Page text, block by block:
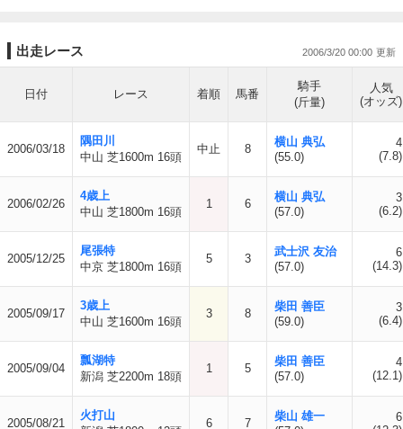
出走レース 2006/3/20 00:00
日付 レース 着順 馬番
騎手
(斤量)
人気
(オッズ)
2006/03/18
隅田川
中山 芝1600m 16頭
中止 8
横山 典弘
(55.0)
4
(7.8)
2006/02/26
4歳上
中山 芝1800m 16頭
1 6
横山 典弘
(57.0)
3
(6.2)
2005/12/25
尾張特
中京 芝1800m 16頭
5 3
武士沢 友治
(57.0)
6
(14.3)
2005/09/17
3歳上
中山 芝1600m 16頭
3 8
柴田 善臣
(59.0)
3
(6.4)
2005/09/04
瓢湖特
新潟 芝2200m 18頭
1 5
柴田 善臣
(57.0)
4
(12.1)
2005/08/21
火打山
6 7
柴山 雄一
6